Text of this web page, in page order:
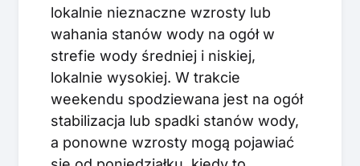
lokalnie nieznaczne wzrosty lub
wahania stanów wody na ogół w
strefie wody średniej i niskiej,
lokalnie wysokiej. W trakcie
weekendu spodziewana jest na ogół
stabilizacja lub spadki stanów wody,
a ponowne wzrosty mogą pojawiać